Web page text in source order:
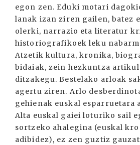
egon zen. Eduki motari
lanak izan ziren gailen, batez
olerki, narrazio eta literatur
historiografikoek leku
Atzetik kultura, kronika,
bidaiak, zein hezkuntza
ditzakegu. Bestelako arloak
agertu ziren. Arlo
gehienak euskal esparruetara
Alta euskal gaiei loturiko sail
sortzeko ahalegina (euskal
adibidez), ez zen guztiz